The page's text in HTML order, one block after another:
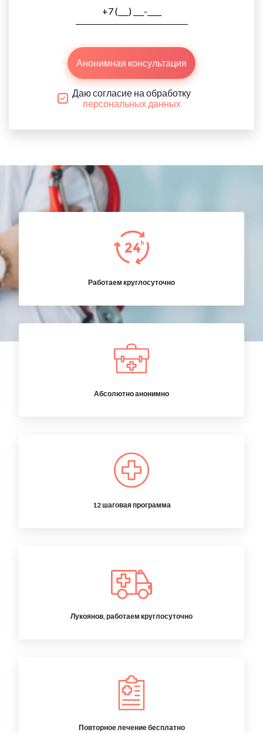
Анонимная консультация
Даю согласие на обработку
персональных данных
Работаем круглосуточно
Абсолютно анонимно
12 шаговая программа
Лукоянов, работаем круглосуточно
Повторное лечение бесплатно